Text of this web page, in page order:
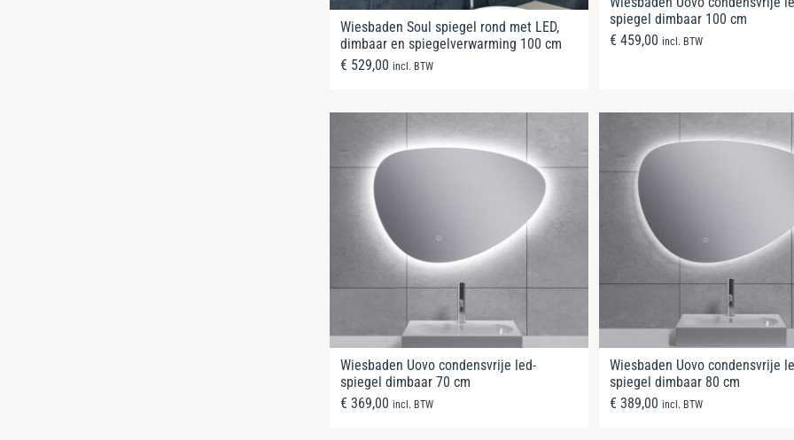
Wiesbaden Soul spiegel rond met LED,
dimbaar en spiegelverwarming 100 cm
€ 529,00 incl. BTW
spiegel dimbaar 100 cm
€ 459,00 incl. BTW
Wiesbaden Uovo condensvrije led-
spiegel dimbaar 70 cm
€ 369,00 incl. BTW
Wiesbaden Uovo condensvrije
spiegel dimbaar 80 cm
€ 389,00 incl. BTW